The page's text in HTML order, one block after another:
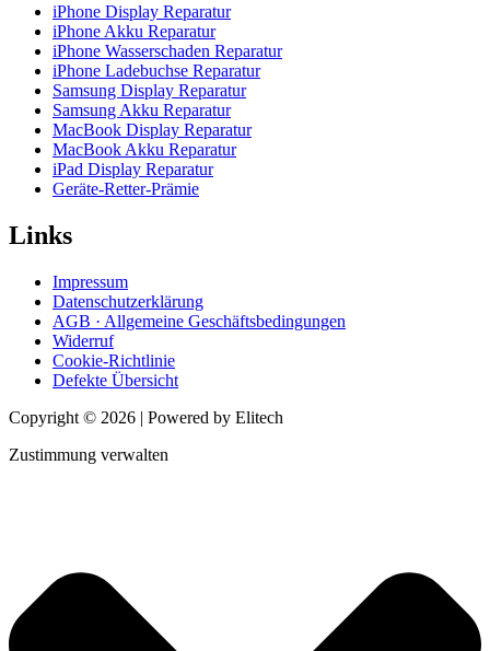
iPhone Display Reparatur
iPhone Akku Reparatur
iPhone Wasserschaden Reparatur
iPhone Ladebuchse Reparatur
Samsung Display Reparatur
Samsung Akku Reparatur
MacBook Display Reparatur
MacBook Akku Reparatur
iPad Display Reparatur
Geräte-Retter-Prämie
Links
Impressum
Datenschutzerklärung
AGB · Allgemeine Geschäftsbedingungen
Widerruf
Cookie-Richtlinie
Defekte Übersicht
Copyright © 2026 | Powered by Elitech
Zustimmung verwalten